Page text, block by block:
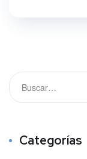
Categorías